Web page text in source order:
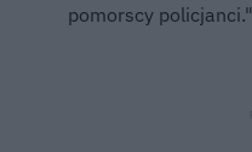
pomorscy policjanci."